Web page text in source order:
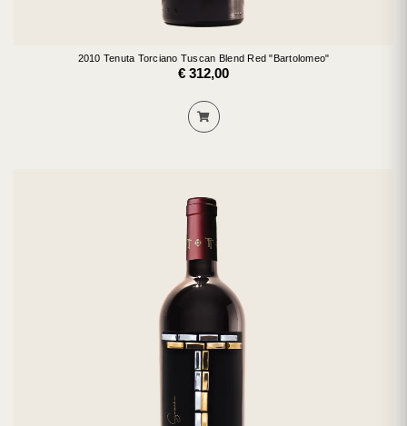
2010 Tenuta Torciano Tuscan Blend Red "Bartolomeo"
€ 312,00